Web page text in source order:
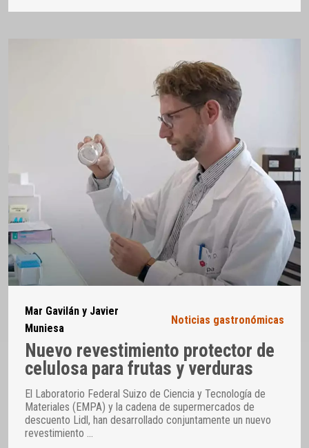
Mar Gavilán y Javier
Muniesa
Noticias gastronómicas
Nuevo revestimiento protector de
celulosa para frutas y verduras
El Laboratorio Federal Suizo de Ciencia y Tecnología de
Materiales (EMPA) y la cadena de supermercados de
descuento Lidl, han desarrollado conjuntamente un nuevo
revestimiento …